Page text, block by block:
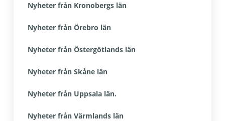
Nyheter från Kronobergs län
Nyheter från Örebro län
Nyheter från Östergötlands län
Nyheter från Skåne län
Nyheter från Uppsala län.
Nyheter från Värmlands län